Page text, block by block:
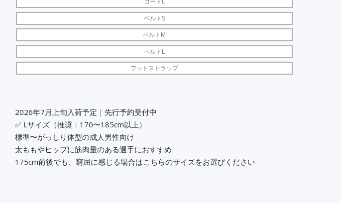
ベルトS
ベルトM
ベルトL
フットストラップ
2026年7月上旬入荷予定｜先行予約受付中
✅ Lサイズ（推奨：170〜185cm以上）
標準〜がっしり体型の成人男性向け
太ももやヒップに筋肉量のある選手におすすめ
175cm前後でも、窮屈に感じる場合はこちらのサイズをお選びください